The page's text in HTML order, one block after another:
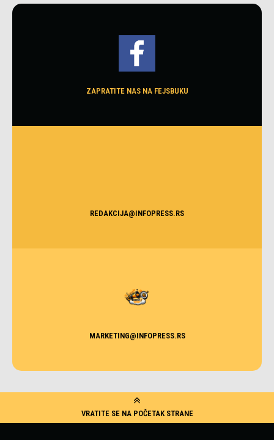
ZAPRATITE NAS NA FEJSBUKU
REDAKCIJA@INFOPRESS.RS
MARKETING@INFOPRESS.RS
VRATITE SE NA POČETAK STRANE